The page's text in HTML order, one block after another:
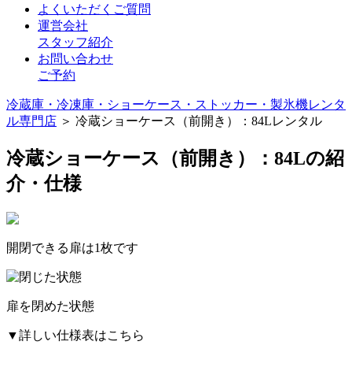
よくいただくご質問
運営会社
スタッフ紹介
お問い合わせ
ご予約
冷蔵庫・冷凍庫・ショーケース・ストッカー・製氷機レンタ
ル専門店 ＞ 冷蔵ショーケース（前開き）：84Lレンタル
冷蔵ショーケース（前開き）：84Lの紹
介・仕様
開閉できる扉は1枚です
扉を閉めた状態
▼詳しい仕様表はこちら